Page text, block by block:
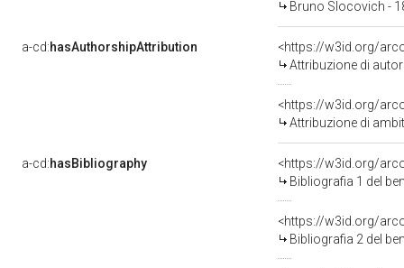
Bruno Slocovich -
a-cd:hasAuthorshipAttribution
<https://w3id.org/
Attribuzione di
<https://w3id.org/
Attribuzione di
a-cd:hasBibliography
<https://w3id.org/
Bibliografia 1 del
<https://w3id.org/
Bibliografia 2 del